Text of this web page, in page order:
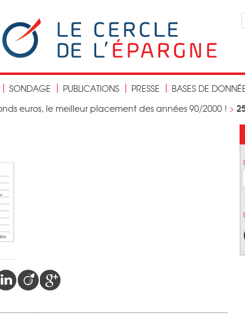
SONDAGE PUBLICATIONS PRESSE
BASES DE
euros, le meilleur placement des années 90/2000 ! >